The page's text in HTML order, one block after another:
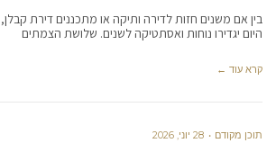
בין אם משנים חזות לדירה ותיקה או מתכננים דירת
היום יגדירו נוחות ואסתטיקה לשנים. שלושת הצמתים
קרא עוד ←
תוכן מקודם 28 יוני, 2026